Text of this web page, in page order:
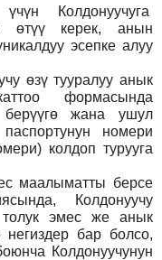
Колдонуучуга
өтүү керек, анын
эсепке алуу
өзү тууралуу анык
формасында
берүүгө жана ушул
номери
колдоп турууга
маалыматты берсе
Колдонуучу
эмес же анык
негиздер бар болсо,
Колдонуучунун